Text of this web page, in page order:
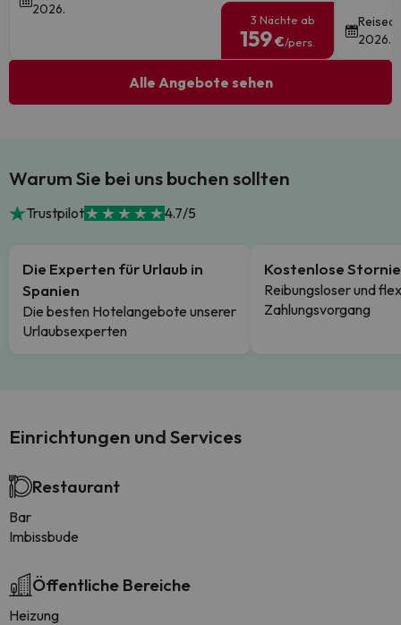
2026.
3 Nächte ab
159€/pers.
2026.
Alle Angebote sehen
Warum Sie bei uns buchen sollten
Trustpilot 4.7/5
Die Experten für Urlaub in
Spanien
Die besten Hotelangebote unserer
Urlaubsexperten
Kostenlose
Reibungsloser und
Zahlungsvorgang
Einrichtungen und Services
Restaurant
Bar
Imbissbude
Öffentliche Bereiche
Heizung